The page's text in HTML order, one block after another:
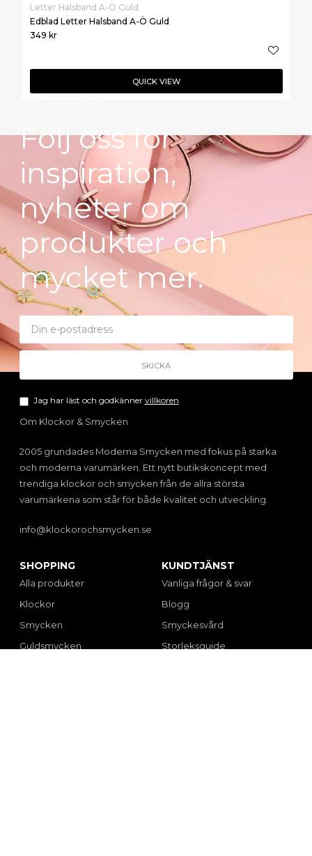
Letter Halsband A-Ö Guld
Edblad Letter Halsband A-Ö Guld
349 kr
QUICK VIEW
Följ oss för
inspiration,
nyheter om
produkter och
mycket mer.
Jag har läst och godkänner villkoren
Om Klockor & Smycken
2005 grundades Moderna Smycken med fokus på starka
och moderna varumärken. Ett nytt butikskoncept med
trendiga klockor och smycken från de allra största
varumärkena som står för både kvalitet och utveckling.
info@klockorochsmycken.se
SHOPPING
Alla produkter
Klockor
Smycken
Guldsmycken
KUNDTJÄNST
Vanliga frågor & svar
Blogg
Smyckesvård
Storleksguide